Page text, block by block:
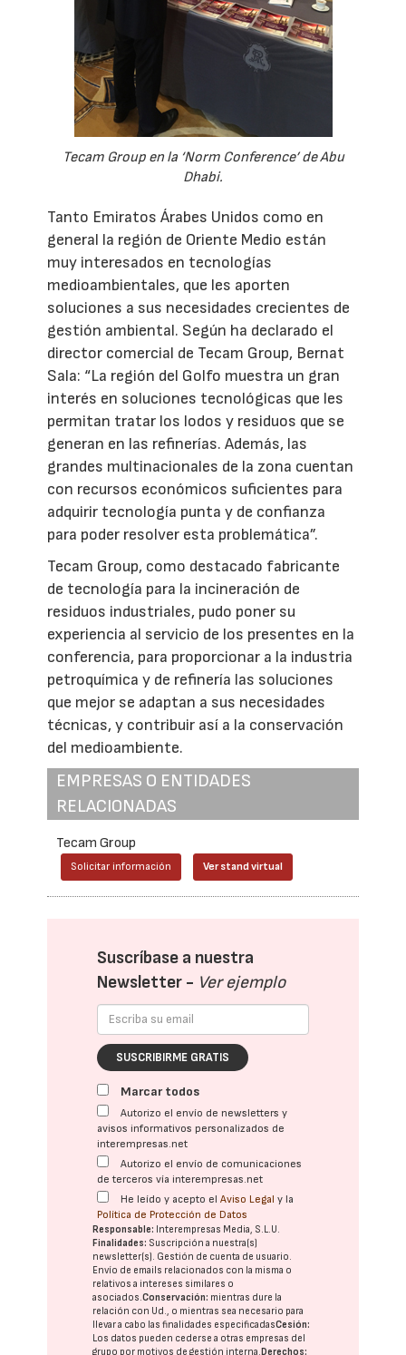
Tecam Group en la ‘Norm Conference’ de Abu
Dhabi.
Tanto Emiratos Árabes Unidos como en
general la región de Oriente Medio están
muy interesados en tecnologías
medioambientales, que les aporten
soluciones a sus necesidades crecientes de
gestión ambiental. Según ha declarado el
director comercial de Tecam Group, Bernat
Sala: “La región del Golfo muestra un gran
interés en soluciones tecnológicas que les
permitan tratar los lodos y residuos que se
generan en las refinerías. Además, las
grandes multinacionales de la zona cuentan
con recursos económicos suficientes para
adquirir tecnología punta y de confianza
para poder resolver esta problemática”.
Tecam Group, como destacado fabricante
de tecnología para la incineración de
residuos industriales, pudo poner su
experiencia al servicio de los presentes en la
conferencia, para proporcionar a la industria
petroquímica y de refinería las soluciones
que mejor se adaptan a sus necesidades
técnicas, y contribuir así a la conservación
del medioambiente.
EMPRESAS O ENTIDADES
RELACIONADAS
Tecam Group
Solicitar información Ver stand virtual
Suscríbase a nuestra
Newsletter - Ver ejemplo
SUSCRIBIRME GRATIS
Marcar todos
Autorizo el envío de newsletters y
avisos informativos personalizados de
interempresas.net
Autorizo el envío de comunicaciones
de terceros vía interempresas.net
He leído y acepto elAviso Legal y la
Política de Protección de Datos
Responsable: Interempresas Media, S.L.U.
Finalidades: Suscripción a nuestra(s)
newsletter(s). Gestión de cuenta de usuario.
Envío de emails relacionados con la misma o
relativos a intereses similares o
asociados.Conservación: mientras dure la
relación con Ud., o mientras sea necesario para
llevar a cabo las finalidades especificadasCesión:
Los datos pueden cederse a otras empresas del
grupo por motivos de gestión interna.Derechos: